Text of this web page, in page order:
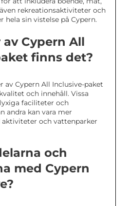
rekreationsaktiviteter och
hela sin vistelse på Cypern.
Cypern All
finns det?
av Cypern All Inclusive-paket
och innehåll. Vissa
faciliteter och
andra kan vara mer
och vattenparker
och
med Cypern